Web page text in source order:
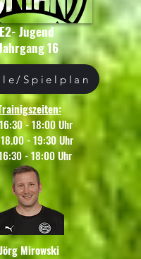
E2- Jugend
16
Spielplan
- 18:00 Uhr
- 19:30 Uhr
- 18:00 Uhr
Jörg Mirowski